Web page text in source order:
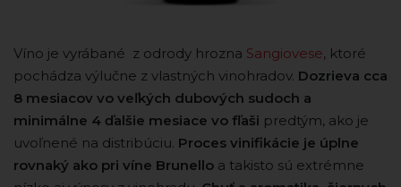
Víno je vyrábané z odrody hrozna Sangiovese, ktoré
pochádza výlučne z vlastných vinohradov. Dozrieva cca
8 mesiacov vo veľkých dubových sudoch a
minimálne 4 ďalšie mesiace vo fľaši predtým, ako je
uvoľnené na distribúciu. Proces vinifikácie je úplne
rovnaký ako pri víne Brunello a takisto sú extrémne